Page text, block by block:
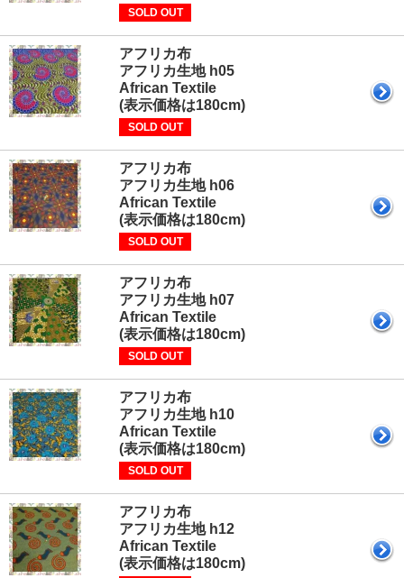
SOLD OUT
アフリカ布
アフリカ生地 h05
African Textile
(表示価格は180cm)
SOLD OUT
アフリカ布
アフリカ生地 h06
African Textile
(表示価格は180cm)
SOLD OUT
アフリカ布
アフリカ生地 h07
African Textile
(表示価格は180cm)
SOLD OUT
アフリカ布
アフリカ生地 h10
African Textile
(表示価格は180cm)
SOLD OUT
アフリカ布
アフリカ生地 h12
African Textile
(表示価格は180cm)